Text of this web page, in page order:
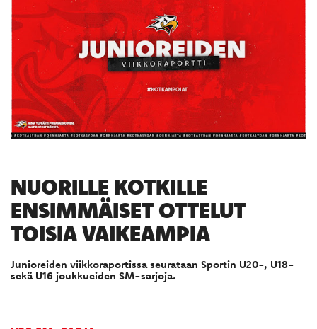
NUORILLE KOTKILLE
ENSIMMÄISET OTTELUT
TOISIA VAIKEAMPIA
Junioreiden viikkoraportissa seurataan Sportin U20-, U18-
sekä U16 joukkueiden SM-sarjoja.